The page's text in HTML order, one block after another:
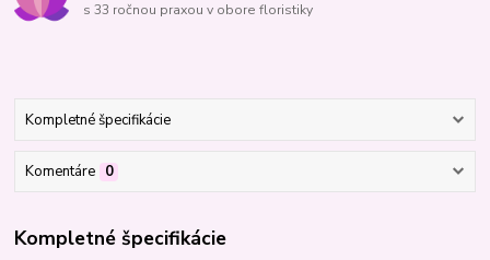
s 33 ročnou praxou v obore floristiky
Kompletné špecifikácie
Komentáre 0
Kompletné špecifikácie